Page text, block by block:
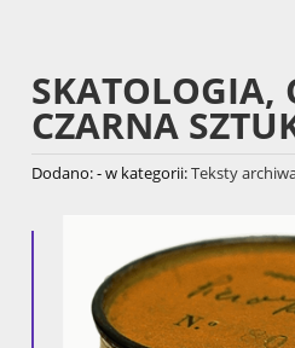
SKATOLOGIA,
CZARNA
Dodano:-w kategorii:Teksty